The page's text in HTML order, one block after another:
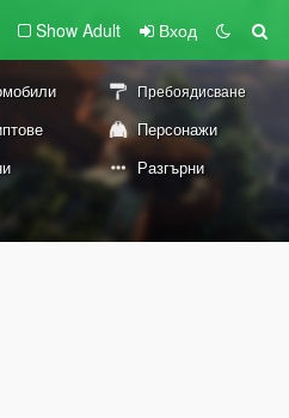
Show Adult Вход
Пребоядисване
Персонажи
Разгърни